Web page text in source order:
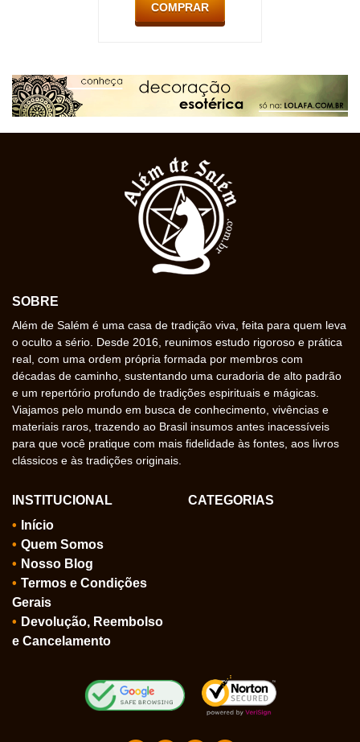
COMPRAR
SOBRE
Além de Salém é uma casa de tradição viva, feita para quem leva
o oculto a sério. Desde 2016, reunimos estudo rigoroso e prática
real, com uma ordem própria formada por membros com
décadas de caminho, sustentando uma curadoria de alto padrão
e um repertório profundo de tradições espirituais e mágicas.
Viajamos pelo mundo em busca de conhecimento, vivências e
materiais raros, trazendo ao Brasil insumos antes inacessíveis
para que você pratique com mais fidelidade às fontes, aos livros
clássicos e às tradições originais.
INSTITUCIONAL
Início
Quem Somos
Nosso Blog
Termos e Condições
Gerais
Devolução, Reembolso
e Cancelamento
CATEGORIAS